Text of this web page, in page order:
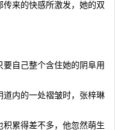
来的快感所激发，她的双
自己整个含住她的阴阜用
内的一处褶皱时，张梓琳
累得差不多，他忽然萌生